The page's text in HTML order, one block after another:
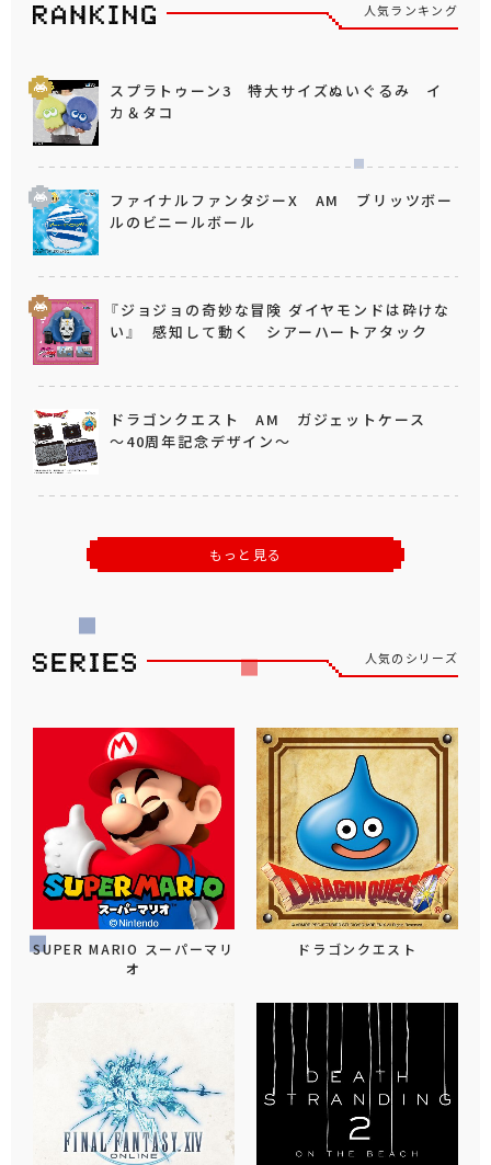
人気ランキング
スプラトゥーン3 特大サイズぬいぐるみ イ
カ＆タコ
ファイナルファンタジーX AM ブリッツボー
ルのビニールボール
『ジョジョの奇妙な冒険 ダイヤモンドは砕けな
い』 感知して動く シアーハートアタック
ドラゴンクエスト AM ガジェットケース
～40周年記念デザイン～
もっと見る
人気のシリーズ
SUPER MARIO スーパーマリ
オ
ドラゴンクエスト